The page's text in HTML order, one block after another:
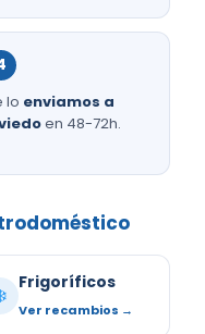
lo enviamos a
en 48-72h.
Frigoríficos
Ver recambios →